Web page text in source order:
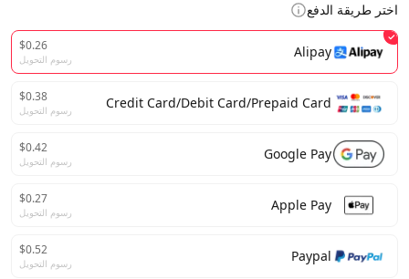
اختر طريقة الدفع
Alipay
$0.26
رسوم التحويل
Credit Card/Debit Card/Prepaid Card
$0.38
رسوم التحويل
Google Pay
$0.42
رسوم التحويل
Apple Pay
$0.27
رسوم التحويل
Paypal
$0.52
رسوم التحويل